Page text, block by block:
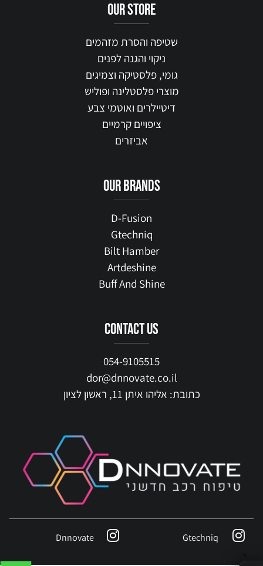
our STORE
שטיפה והסרת מזהמים
ניקוי והגנה לפנים
גומי, פלסטיקה וצמיגים
מוצרי פלסטלינה ופוליש
דיטיילרים ואוטמי צבע
ציפויים קרמיים
אביזרים
our brands
D-Fusion
Gtechniq
Bilt Hamber
Artdeshine
Buff And Shine
contact us
054-9105515
dor@dnnovate.co.il
כתובת: אליהו איתן 11, ראשון לציון
Gtechniq
Dnnovate